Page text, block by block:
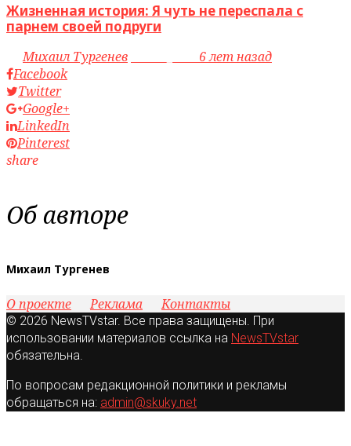
Жизненная история: Я чуть не переспала с
парнем своей подруги
byМихаил Тургенев
6 лет назад
Facebook
Twitter
Google+
LinkedIn
Pinterest
share
Об авторе
Михаил Тургенев
О проекте Реклама Контакты
© 2026 NewsTVstar. Все права защищены. При
использовании материалов ссылка на NewsTVstar
обязательна.
По вопросам редакционной политики и рекламы
обращаться на: admin@skuky.net